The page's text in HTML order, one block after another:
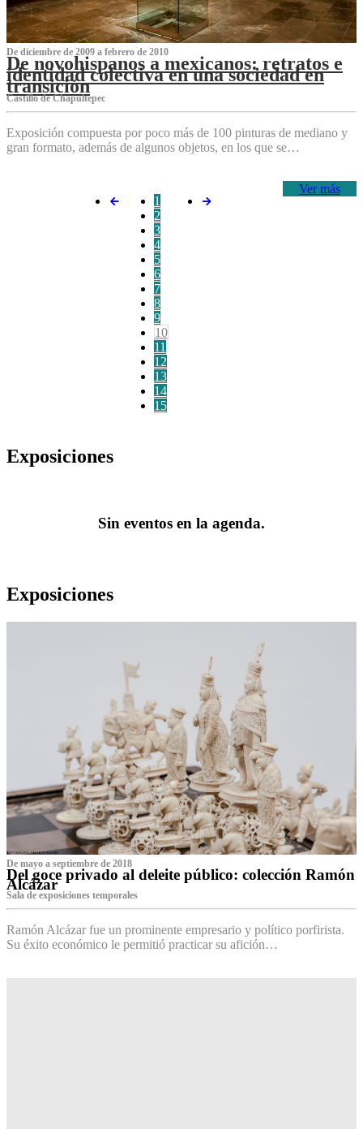
De diciembre de 2009 a febrero de 2010
De novohispanos a mexicanos: retratos e
identidad colectiva en una sociedad en
transición
Castillo de Chapultepec
Exposición compuesta por poco más de 100 pinturas de mediano y
gran formato, además de algunos objetos, en los que se…
Ver más
1
2
3
4
5
6
7
8
9
10
11
12
13
14
15
Exposiciones
Sin eventos en la agenda.
Exposiciones
De mayo a septiembre de 2018
Del goce privado al deleite público: colección Ramón
Alcázar
Sala de exposiciones temporales
Ramón Alcázar fue un prominente empresario y político porfirista.
Su éxito económico le permitió practicar su afición…